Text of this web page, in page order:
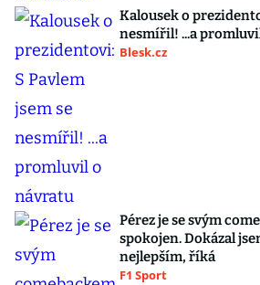
Kalousek o
nesmířil! ...a
Blesk.cz
Pérez je se svým
spokojen. Dokázal
nejlepším, říká
F1 Sport